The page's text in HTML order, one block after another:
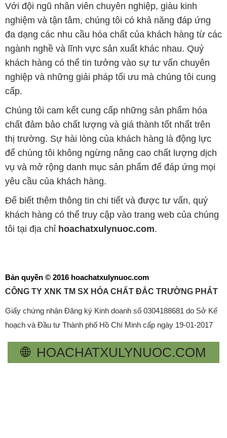
Với đội ngũ nhân viên chuyên nghiệp, giàu kinh
nghiệm và tận tâm, chúng tôi có khả năng đáp ứng
đa dạng các nhu cầu hóa chất của khách hàng từ các
ngành nghề và lĩnh vực sản xuất khác nhau. Quý
khách hàng có thể tin tưởng vào sự tư vấn chuyên
nghiệp và những giải pháp tối ưu mà chúng tôi cung
cấp.
Chúng tôi cam kết cung cấp những sản phẩm hóa
chất đảm bảo chất lượng và giá thành tốt nhất trên
thị trường. Sự hài lòng của khách hàng là động lực
để chúng tôi không ngừng nâng cao chất lượng dịch
vụ và mở rộng danh mục sản phẩm để đáp ứng mọi
yêu cầu của khách hàng.
Để biết thêm thông tin chi tiết và được tư vấn, quý
khách hàng có thể truy cập vào trang web của chúng
tôi tại địa chỉ hoachatxulynuoc.com.
Bản quyền © 2016 hoachatxulynuoc.com
CÔNG TY XNK TM SX HÓA CHẤT ĐẮC TRƯỜNG PHÁT
Giấy chứng nhận Đăng ký Kinh doanh số 0304188681 do Sở Kế
hoạch và Đầu tư Thành phố Hồ Chí Minh cấp ngày 19-01-2017
🌐 HOACHATXULYNUOC.COM